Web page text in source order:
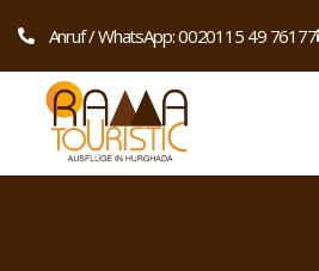
Anruf / WhatsApp: 0020115 49 76177